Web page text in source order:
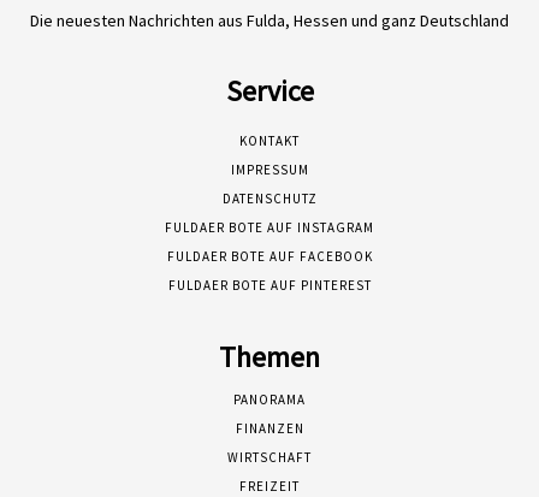
Die neuesten Nachrichten aus Fulda, Hessen und ganz Deutschland
Service
KONTAKT
IMPRESSUM
DATENSCHUTZ
FULDAER BOTE AUF INSTAGRAM
FULDAER BOTE AUF FACEBOOK
FULDAER BOTE AUF PINTEREST
Themen
PANORAMA
FINANZEN
WIRTSCHAFT
FREIZEIT